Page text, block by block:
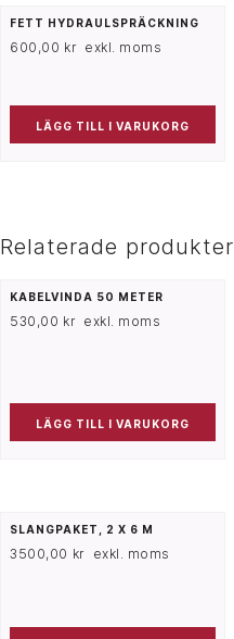
FETT HYDRAULSPRÄCKNING
600,00 kr exkl. moms
LÄGG TILL I VARUKORG
Relaterade produkter
KABELVINDA 50 METER
530,00 kr exkl. moms
LÄGG TILL I VARUKORG
SLANGPAKET, 2 X 6 M
3500,00 kr exkl. moms